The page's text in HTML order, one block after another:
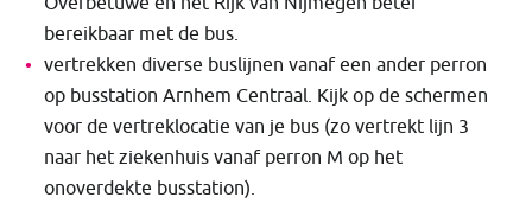
bereikbaar met de bus.
vertrekken diverse buslijnen vanaf een ander perron
op busstation Arnhem Centraal. Kijk op de schermen
voor de vertreklocatie van je bus (zo vertrekt lijn 3
naar het ziekenhuis vanaf perron M op het
onoverdekte busstation).